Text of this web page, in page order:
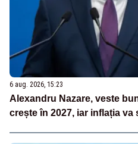
6 aug. 2026, 15:23
Alexandru Nazare, veste
crește în 2027, iar inflația va